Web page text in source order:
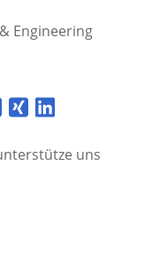
Engineering
uns